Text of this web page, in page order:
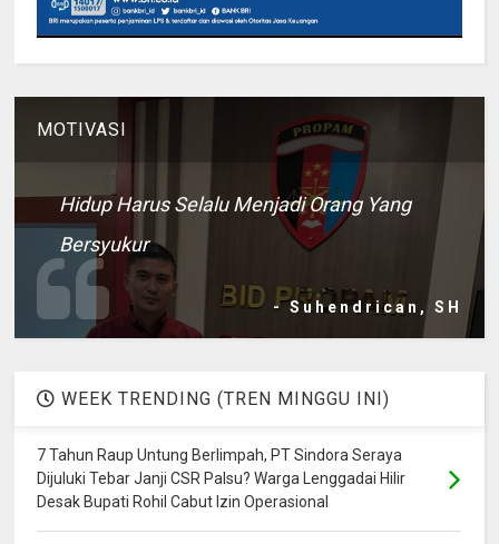
MOTIVASI
Hidup Harus Selalu Menjadi Orang Yang
Bersyukur
- Suhendrican, SH
WEEK TRENDING (TREN MINGGU INI)
7 Tahun Raup Untung Berlimpah, PT Sindora Seraya
Dijuluki Tebar Janji CSR Palsu? Warga Lenggadai Hilir
Desak Bupati Rohil Cabut Izin Operasional